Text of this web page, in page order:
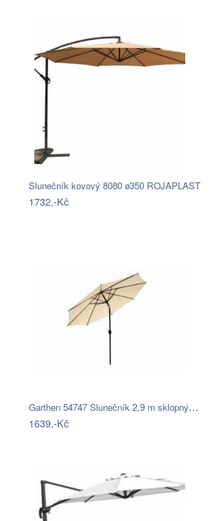
Slunečník kovový 8080 ø350 ROJAPLAST
1732,-Kč
Garthen 54747 Slunečník 2,9 m sklopný -…
1639,-Kč